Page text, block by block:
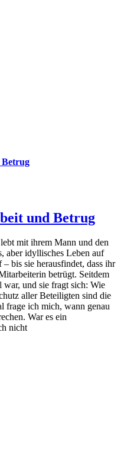
Betrug
und Betrug
mit ihrem Mann und den
aber idyllisches Leben auf
bis sie herausfindet, dass ihr
betrügt. Seitdem
war, und sie fragt sich: Wie
aller Beteiligten sind die
frage ich mich, wann genau
War es ein
nicht